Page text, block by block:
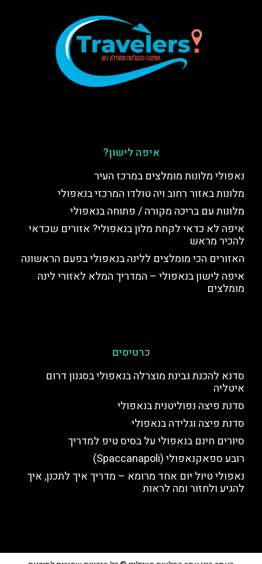
איפה לישון?
נאפולי מלונות מומלצים במרכז העיר
מלונות באזור רחוב ויה טולדו המרכזי בנאפולי
מלונות עם בריכה מקורה / פתוחה בנאפולי
איפה לא כדאי לקחת מלון בנאפולי? אזורים שכדאי
להכיר מראש
האזורים הכי מומלצים ללינה בנאפולי בפעם הראשונה
איפה לישון בנאפולי – המדריך המלא לאזורי לינה
מומלצים
כרטיסים
סדנא להכנת גבינת מוצרלה בנאפולי בסגנון דרום
איטליה
סדנת פיצה נפוליטנית בנאפולי
סדנת פיצה וגלידה בנאפולי
סיורים חינם בנאפולי על בסיס טיפ למדריך
רובע ספאקנאפולי (Spaccanapoli)
נאפולי טיול יום אחד מרומא – מדריך איך לתכנן, איך
להגיע ולחזור ומה לראות